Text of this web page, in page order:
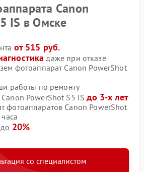
Canon
IS в Омске
от 515 руб.
даже при отказе
фотоаппарат Canon PowerShot
работы по ремонту
PowerShot S5 ISдо 3-х лет
фотоаппаратов Canon PowerShot
20%
со специалистом